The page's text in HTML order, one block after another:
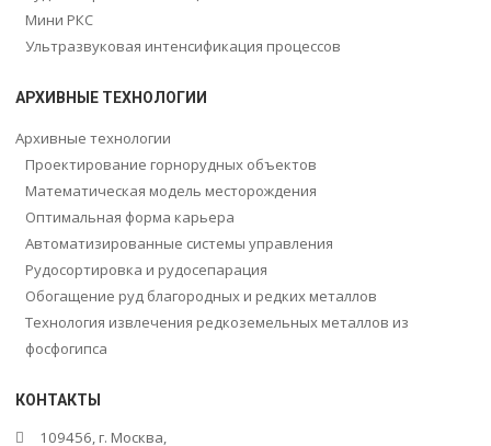
Мини РКС
Ультразвуковая интенсификация процессов
АРХИВНЫЕ ТЕХНОЛОГИИ
Архивные технологии
Проектирование горнорудных объектов
Математическая модель месторождения
Оптимальная форма карьера
Автоматизированные системы управления
Рудосортировка и рудосепарация
Обогащение руд благородных и редких металлов
Технология извлечения редкоземельных металлов из
фосфогипса
КОНТАКТЫ
109456, г. Москва,